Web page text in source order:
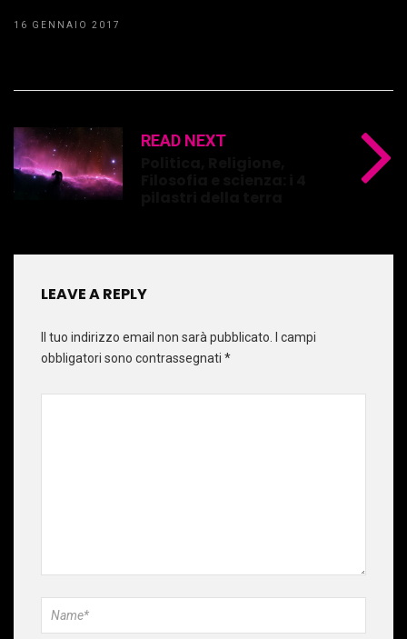
16 GENNAIO 2017
READ NEXT
LEAVE A REPLY
Il tuo indirizzo email non sarà pubblicato. I campi
obbligatori sono contrassegnati *